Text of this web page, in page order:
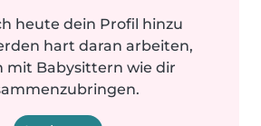
heute dein Profil hinzu
hart daran arbeiten,
mit Babysittern wie dir